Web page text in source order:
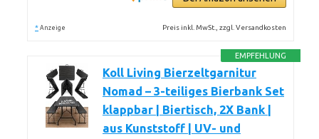
* Anzeige Preis inkl. MwSt., zzgl. Versandkosten
EMPFEHLUNG
Koll Living Bierzeltgarnitur
Nomad – 3-teiliges Bierbank Set
klappbar | Biertisch, 2X Bank |
aus Kunststoff | UV- und